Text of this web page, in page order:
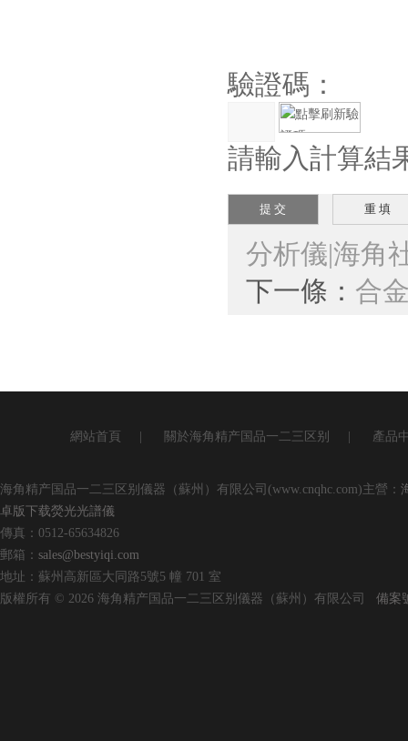
驗證碼：
請輸入計算結
分析儀|海角
下一條： 合
網站首頁 關於海角精产国品一二三区别 產品
海角精产国品一二三区别儀器（蘇州）有限公司(www.cnqhc.com)主營：
卓版下载熒光光譜儀
傳真：0512-65634826
郵箱： sales@bestyiqi.com
地址：蘇州高新區大同路5號5 幢 701 室
版權所有 © 2026 海角精产国品一二三区别儀器（蘇州）有限公司 備案